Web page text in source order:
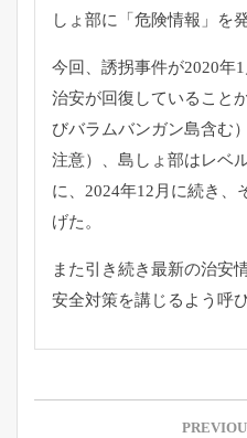
しょ部に「危険情報」
を
今回、誘拐事件が2020年
治安が回復していること
びバラムバンガン島含む
注意）、島しょ部はレベ
に、 2024年12月に続き、
げた。
また引き続き最新の治安
安全対策を講じるよう呼
投